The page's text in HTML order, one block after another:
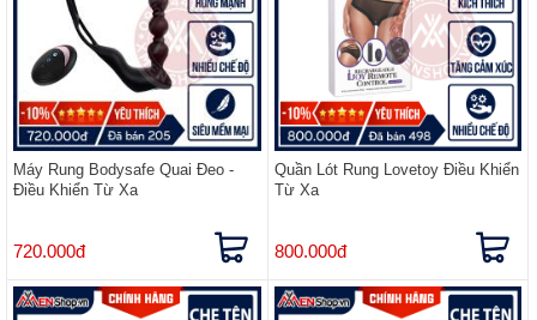
Máy Rung Bodysafe Quai Đeo -
Điều Khiển Từ Xa
720.000đ
Quần Lót Rung Lovetoy Điều Khiển
Từ Xa
800.000đ